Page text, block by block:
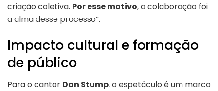
criação coletiva. Por esse motivo, a colaboração foi
a alma desse processo”.
Impacto cultural e formação
de público
Para o cantor Dan Stump, o espetáculo é um marco